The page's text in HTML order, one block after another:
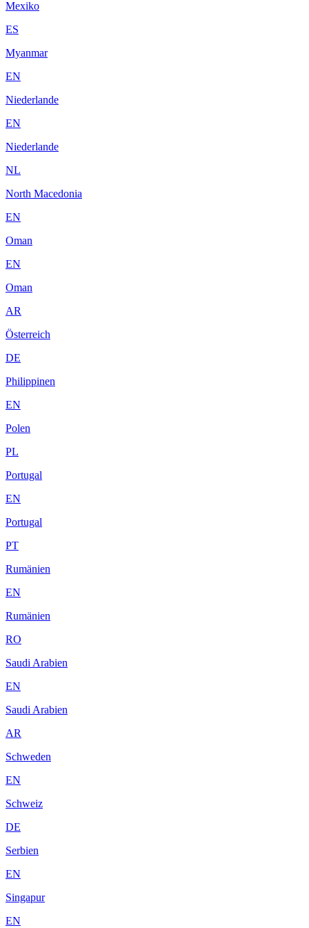
Mexiko
ES
Myanmar
EN
Niederlande
EN
Niederlande
NL
North Macedonia
EN
Oman
EN
Oman
AR
Österreich
DE
Philippinen
EN
Polen
PL
Portugal
EN
Portugal
PT
Rumänien
EN
Rumänien
RO
Saudi Arabien
EN
Saudi Arabien
AR
Schweden
EN
Schweiz
DE
Serbien
EN
Singapur
EN